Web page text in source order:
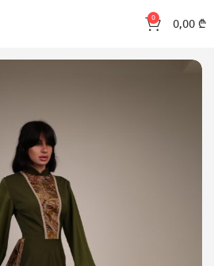
0 0,00 ₾